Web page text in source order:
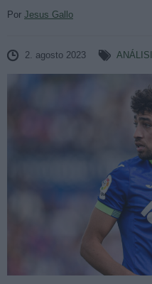
Por Jesus Gallo
2. agosto 2023